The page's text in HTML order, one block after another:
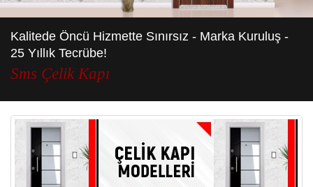
Kalitede Öncü Hizmette Sınırsız - Marka Kuruluş -
25 Yıllık Tecrübe!
Sms Çelik Kapı